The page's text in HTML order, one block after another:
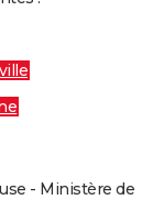
- Ministère de